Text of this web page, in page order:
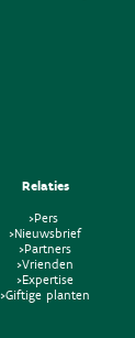
Relaties
>Pers
>Nieuwsbrief
>Partners
>Vrienden
>Expertise
>Giftige planten